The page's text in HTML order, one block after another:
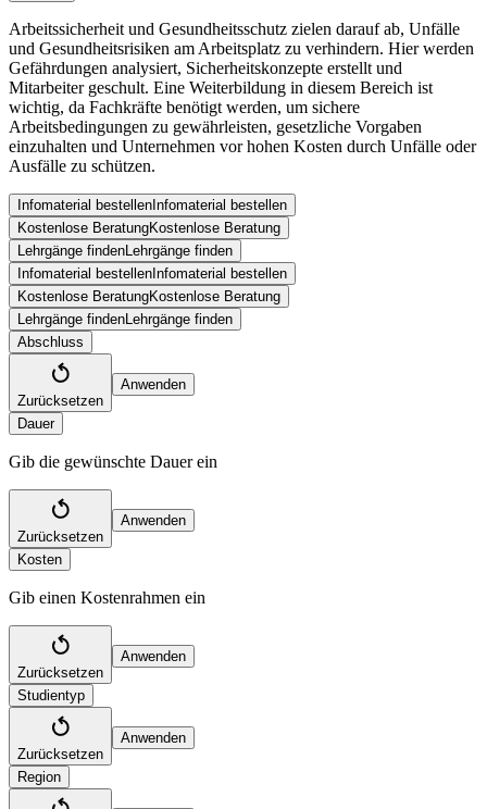
Arbeitssicherheit und Gesundheitsschutz zielen darauf ab, Unfälle
und Gesundheitsrisiken am Arbeitsplatz zu verhindern. Hier werden
Gefährdungen analysiert, Sicherheitskonzepte erstellt und
Mitarbeiter geschult. Eine Weiterbildung in diesem Bereich ist
wichtig, da Fachkräfte benötigt werden, um sichere
Arbeitsbedingungen zu gewährleisten, gesetzliche Vorgaben
einzuhalten und Unternehmen vor hohen Kosten durch Unfälle oder
Ausfälle zu schützen.
Infomaterial bestellen Infomaterial bestellen
Kostenlose BeratungKostenlose Beratung
Lehrgänge finden Lehrgänge finden
Infomaterial bestellen Infomaterial bestellen
Kostenlose BeratungKostenlose Beratung
Lehrgänge finden Lehrgänge finden
Abschluss
Zurücksetzen
Anwenden
Dauer
Gib die gewünschte Dauer ein
Zurücksetzen
Anwenden
Kosten
Gib einen Kostenrahmen ein
Zurücksetzen
Anwenden
Studientyp
Zurücksetzen
Anwenden
Region